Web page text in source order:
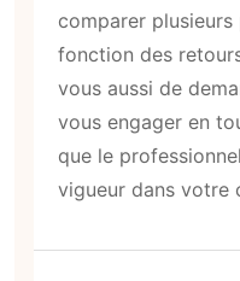
comparer
fonction des
vous aussi de
vous engager en
que le
vigueur dans votre